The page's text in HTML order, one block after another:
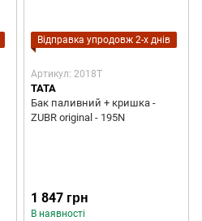
Відправка упродовж 2-х днів
Артикул: 2018T
TATA
Бак паливний + кришка -
ZUBR original - 195N
1 847 грн
В наявності